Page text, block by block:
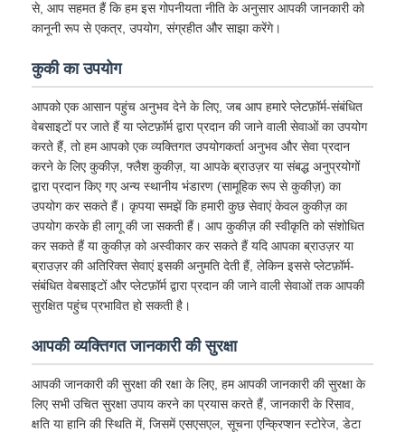
से, आप सहमत हैं कि हम इस गोपनीयता नीति के अनुसार आपकी जानकारी को
कानूनी रूप से एकत्र, उपयोग, संग्रहीत और साझा करेंगे।
कुकी का उपयोग
आपको एक आसान पहुंच अनुभव देने के लिए, जब आप हमारे प्लेटफ़ॉर्म-संबंधित
वेबसाइटों पर जाते हैं या प्लेटफ़ॉर्म द्वारा प्रदान की जाने वाली सेवाओं का उपयोग
करते हैं, तो हम आपको एक व्यक्तिगत उपयोगकर्ता अनुभव और सेवा प्रदान
करने के लिए कुकीज़, फ्लैश कुकीज़, या आपके ब्राउज़र या संबद्ध अनुप्रयोगों
द्वारा प्रदान किए गए अन्य स्थानीय भंडारण (सामूहिक रूप से कुकीज़) का
उपयोग कर सकते हैं। कृपया समझें कि हमारी कुछ सेवाएं केवल कुकीज़ का
उपयोग करके ही लागू की जा सकती हैं। आप कुकीज़ की स्वीकृति को संशोधित
कर सकते हैं या कुकीज़ को अस्वीकार कर सकते हैं यदि आपका ब्राउज़र या
ब्राउज़र की अतिरिक्त सेवाएं इसकी अनुमति देती हैं, लेकिन इससे प्लेटफ़ॉर्म-
संबंधित वेबसाइटों और प्लेटफ़ॉर्म द्वारा प्रदान की जाने वाली सेवाओं तक आपकी
सुरक्षित पहुंच प्रभावित हो सकती है।
आपकी व्यक्तिगत जानकारी की सुरक्षा
आपकी जानकारी की सुरक्षा की रक्षा के लिए, हम आपकी जानकारी की सुरक्षा के
लिए सभी उचित सुरक्षा उपाय करने का प्रयास करते हैं, जानकारी के रिसाव,
क्षति या हानि की स्थिति में, जिसमें एसएसएल, सूचना एन्क्रिप्शन स्टोरेज, डेटा